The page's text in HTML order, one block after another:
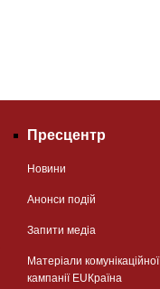
Пресцентр
Новини
Анонси подій
Запити медіа
Матеріали комунікаційної
кампанії EUКраїна